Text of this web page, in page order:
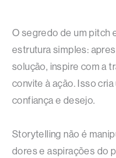
O segredo de um pitch
estrutura simples:
solução, inspire com a
convite à ação. Isso
confiança e desejo.
Storytelling não é
dores e aspirações do